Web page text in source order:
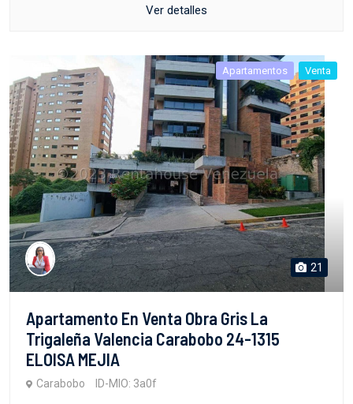
Ver detalles
Apartamentos Venta
21
Apartamento En Venta Obra Gris La
Trigaleña Valencia Carabobo 24-1315
ELOISA MEJIA
Carabobo ID-MIO: 3a0f